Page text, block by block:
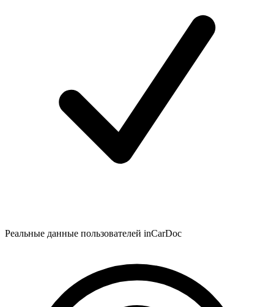
Реальные данные пользователей inCarDoc